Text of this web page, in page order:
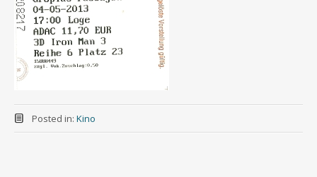
Posted in: Kino